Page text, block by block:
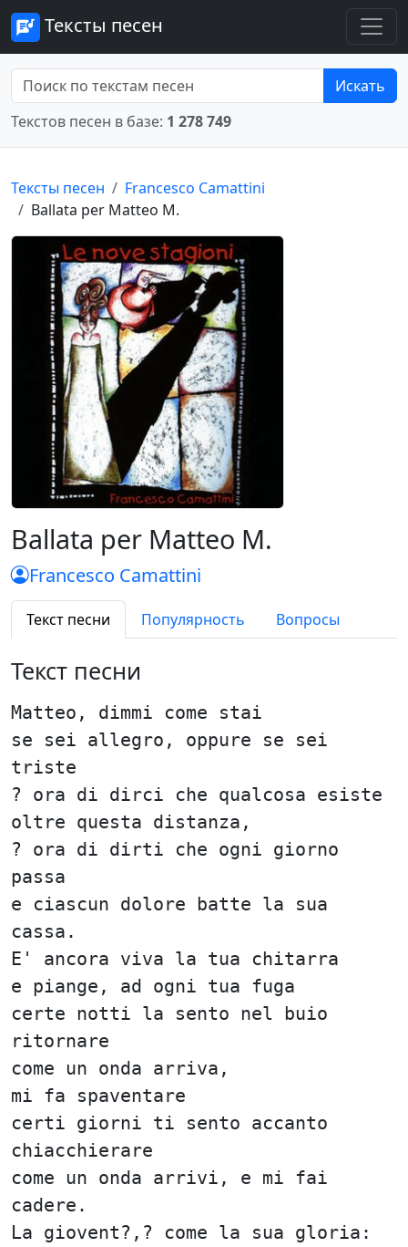
Тексты песен
Искать
Текстов песен в базе: 1 278 749
Тексты песен
Francesco Camattini
Ballata per Matteo M.
Ballata per Matteo M.
Francesco Camattini
Текст песни Популярность Вопросы
Текст песни
Matteo, dimmi come stai
se sei allegro, oppure se sei
triste
? ora di dirci che qualcosa esiste
oltre questa distanza,
? ora di dirti che ogni giorno
passa
e ciascun dolore batte la sua
cassa.
E' ancora viva la tua chitarra
e piange, ad ogni tua fuga
certe notti la sento nel buio
ritornare
come un onda arriva,
mi fa spaventare
certi giorni ti sento accanto
chiacchierare
come un onda arrivi, e mi fai
cadere.
La giovent?,? come la sua gloria: